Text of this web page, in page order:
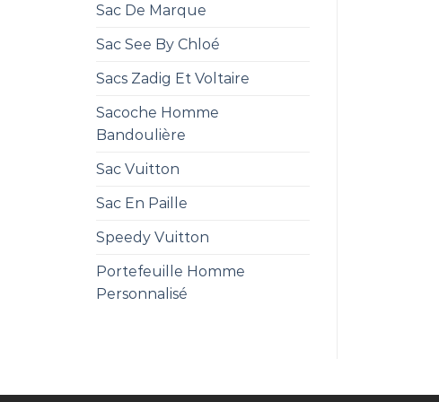
Sac De Marque
Sac See By Chloé
Sacs Zadig Et Voltaire
Sacoche Homme
Bandoulière
Sac Vuitton
Sac En Paille
Speedy Vuitton
Portefeuille Homme
Personnalisé